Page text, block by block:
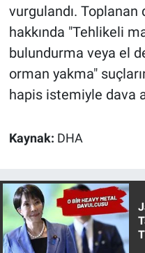
vurgulandı. Toplanan
hakkında "Tehlikeli
bulundurma veya el
orman yakma"
hapis istemiyle dava
Kaynak: DHA